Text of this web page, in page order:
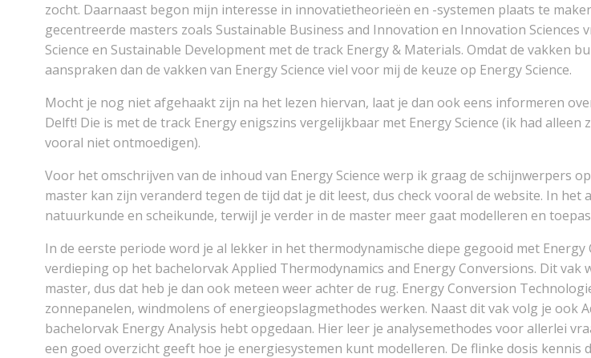
zocht. Daarnaast begon mijn interesse in innovatietheorieën en -systemen plaats te
gecentreerde masters zoals Sustainable Business and Innovation en Innovation
Science en Sustainable Development met de track Energy & Materials. Omdat de vakken
aanspraken dan de vakken van Energy Science viel voor mij de keuze op Energy Science.
Mocht je nog niet afgehaakt zijn na het lezen hiervan, laat je dan ook eens informeren
Delft! Die is met de track Energy enigszins vergelijkbaar met Energy Science (ik had
vooral niet ontmoedigen).
Voor het omschrijven van de inhoud van Energy Science werp ik graag de schijnwerpers
master kan zijn veranderd tegen de tijd dat je dit leest, dus check vooral de website. In
natuurkunde en scheikunde, terwijl je verder in de master meer gaat modelleren en
In de eerste periode word je al lekker in het thermodynamische diepe gegooid met
verdieping op het bachelorvak Applied Thermodynamics and Energy Conversions. Dit
master, dus dat heb je dan ook meteen weer achter de rug. Energy Conversion
zonnepanelen, windmolens of energieopslagmethodes werken. Naast dit vak volg je ook
bachelorvak Energy Analysis hebt opgedaan. Hier leer je analysemethodes voor allerlei
een goed overzicht geeft hoe je energiesystemen kunt modelleren. De flinke dosis